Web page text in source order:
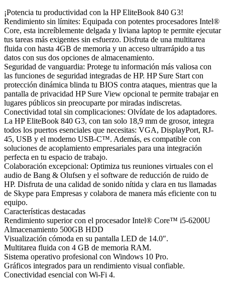
¡Potencia tu productividad con la HP EliteBook 840 G3!
Rendimiento sin límites: Equipada con potentes procesadores Intel®
Core, esta increíblemente delgada y liviana laptop te permite ejecutar
tus tareas más exigentes sin esfuerzo. Disfruta de una multitarea
fluida con hasta 4GB de memoria y un acceso ultrarrápido a tus
datos con sus dos opciones de almacenamiento.
Seguridad de vanguardia: Protege tu información más valiosa con
las funciones de seguridad integradas de HP. HP Sure Start con
protección dinámica blinda tu BIOS contra ataques, mientras que la
pantalla de privacidad HP Sure View opcional te permite trabajar en
lugares públicos sin preocuparte por miradas indiscretas.
Conectividad total sin complicaciones: Olvídate de los adaptadores.
La HP EliteBook 840 G3, con tan solo 18,9 mm de grosor, integra
todos los puertos esenciales que necesitas: VGA, DisplayPort, RJ-
45, USB y el moderno USB-C™. Además, es compatible con
soluciones de acoplamiento empresariales para una integración
perfecta en tu espacio de trabajo.
Colaboración excepcional: Optimiza tus reuniones virtuales con el
audio de Bang & Olufsen y el software de reducción de ruido de
HP. Disfruta de una calidad de sonido nítida y clara en tus llamadas
de Skype para Empresas y colabora de manera más eficiente con tu
equipo.
Características destacadas
Rendimiento superior con el procesador Intel® Core™ i5-6200U
Almacenamiento 500GB HDD
Visualización cómoda en su pantalla LED de 14.0″.
Multitarea fluida con 4 GB de memoria RAM.
Sistema operativo profesional con Windows 10 Pro.
Gráficos integrados para un rendimiento visual confiable.
Conectividad esencial con Wi-Fi 4.